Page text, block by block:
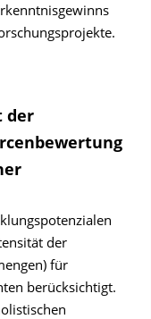
der
der
für
berücksichtigt.